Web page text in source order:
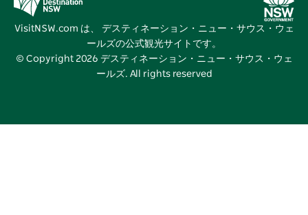
デスティネーション・ニュー・サウス・ウェールズメデ
ィアセンター
ビビッド・シドニー
VisitNSW.com は、 デスティネーション・ニュー・サウス・ウェ
ールズの公式観光サイトです。
© Copyright 2026 デスティネーション・ニュー・サウス・ウェ
ールズ. All rights reserved